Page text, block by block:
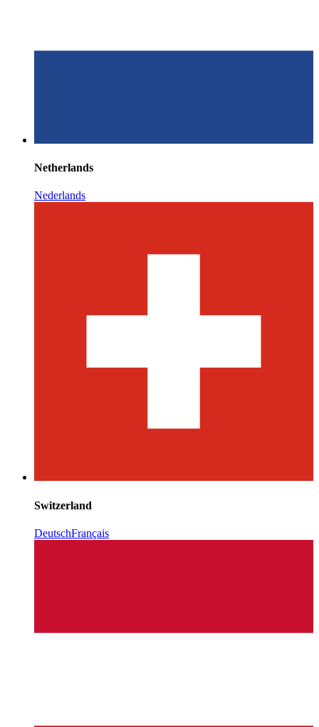
Netherlands
Nederlands
Switzerland
DeutschFrançais